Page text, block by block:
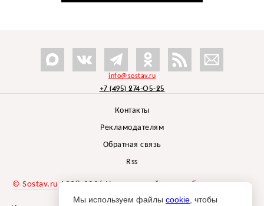
info@sostav.ru
+7 (495) 274-05-25
Контакты
Рекламодателям
Обратная связь
Rss
© Sostav.ru 1998-2026 Независимый проектбрендингового
агентства Depot
Мы используем файлы cookie , чтобы